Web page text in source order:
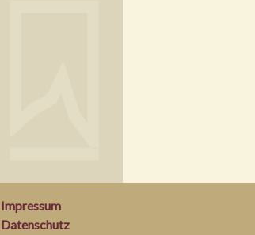
Impressum
Datenschutz